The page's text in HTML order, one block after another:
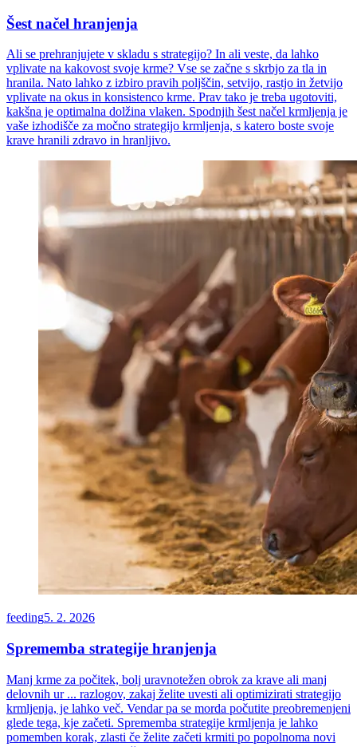
Šest načel hranjenja
Ali se prehranjujete v skladu s strategijo? In ali veste, da lahko
vplivate na kakovost svoje krme? Vse se začne s skrbjo za tla in
hranila. Nato lahko z izbiro pravih poljščin, setvijo, rastjo in žetvijo
vplivate na okus in konsistenco krme. Prav tako je treba ugotoviti,
kakšna je optimalna dolžina vlaken. Spodnjih šest načel krmljenja je
vaše izhodišče za močno strategijo krmljenja, s katero boste svoje
krave hranili zdravo in hranljivo.
feeding5. 2. 2026
Sprememba strategije hranjenja
Manj krme za počitek, bolj uravnotežen obrok za krave ali manj
delovnih ur ... razlogov, zakaj želite uvesti ali optimizirati strategijo
krmljenja, je lahko več. Vendar pa se morda počutite preobremenjeni
glede tega, kje začeti. Sprememba strategije krmljenja je lahko
pomemben korak, zlasti če želite začeti krmiti po popolnoma novi